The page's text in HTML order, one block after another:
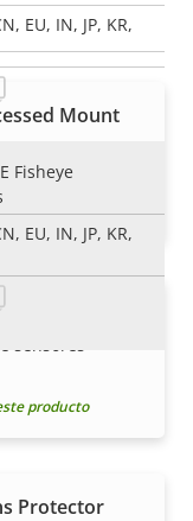
Mount
producto
Mount
sensores
producto
Protector
EU, IN, JP, KR,
Fisheye
EU, IN, JP, KR,
sujetos a las